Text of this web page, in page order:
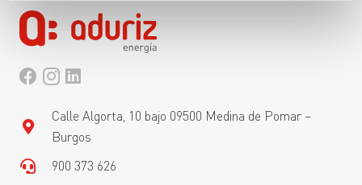
Calle Algorta, 10 bajo 09500 Medina de Pomar –
Burgos
900 373 626